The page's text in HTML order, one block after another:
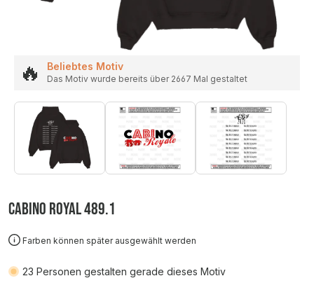
🔥 Beliebtes Motiv
Das Motiv wurde bereits über 2667 Mal gestaltet
CABINO ROYAL 489.1
Farben können später ausgewählt werden
23 Personen gestalten gerade dieses Motiv